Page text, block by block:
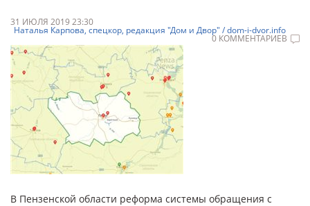
31 ИЮЛЯ 2019 23:30
Наталья Карпова, спецкор, редакция "Дом и Двор" / dom-i-dvor.info
0 КОММЕНТАРИЕВ
В Пензенской области реформа системы обращения с